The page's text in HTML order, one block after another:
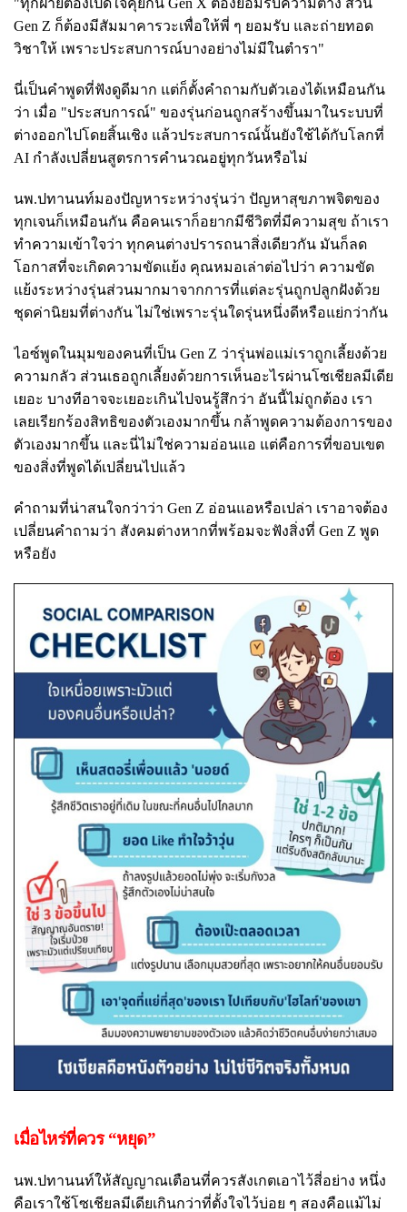
Gen Z ก็ต้องมีสัมมาคารวะเพื่อให้พี่ ๆ ยอมรับ และถ่ายทอด
วิชาให้ เพราะประสบการณ์บางอย่างไม่มีในตำรา"
นี่เป็นคำพูดที่ฟังดูดีมาก แต่ก็ตั้งคำถามกับตัวเองได้เหมือนกัน
ว่า เมื่อ "ประสบการณ์" ของรุ่นก่อนถูกสร้างขึ้นมาในระบบที่
ต่างออกไปโดยสิ้นเชิง แล้วประสบการณ์นั้นยังใช้ได้กับโลกที่
AI กำลังเปลี่ยนสูตรการคำนวณอยู่ทุกวันหรือไม่
นพ.ปทานนท์มองปัญหาระหว่างรุ่นว่า ปัญหาสุขภาพจิตของ
ทุกเจนก็เหมือนกัน คือคนเราก็อยากมีชีวิตที่มีความสุข ถ้าเรา
ทำความเข้าใจว่า ทุกคนต่างปรารถนาสิ่งเดียวกัน มันก็ลด
โอกาสที่จะเกิดความขัดแย้ง คุณหมอเล่าต่อไปว่า ความขัด
แย้งระหว่างรุ่นส่วนมากมาจากการที่แต่ละรุ่นถูกปลูกฝังด้วย
ชุดค่านิยมที่ต่างกัน ไม่ใช่เพราะรุ่นใดรุ่นหนึ่งดีหรือแย่กว่ากัน
ไอซ์พูดในมุมของคนที่เป็น Gen Z ว่ารุ่นพ่อแม่เราถูกเลี้ยงด้วย
ความกลัว ส่วนเธอถูกเลี้ยงด้วยการเห็นอะไรผ่านโซเชียลมีเดีย
เยอะ บางทีอาจจะเยอะเกินไปจนรู้สึกว่า อันนี้ไม่ถูกต้อง เรา
เลยเรียกร้องสิทธิของตัวเองมากขึ้น กล้าพูดความต้องการของ
ตัวเองมากขึ้น และนี่ไม่ใช่ความอ่อนแอ แต่คือการที่ขอบเขต
ของสิ่งที่พูดได้เปลี่ยนไปแล้ว
คำถามที่น่าสนใจกว่าว่า Gen Z อ่อนแอหรือเปล่า เราอาจต้อง
เปลี่ยนคำถามว่า สังคมต่างหากที่พร้อมจะฟังสิ่งที่ Gen Z พูด
หรือยัง
เมื่อไหร่ที่ควร “หยุด”
นพ.ปทานนท์ให้สัญญาณเตือนที่ควรสังเกตเอาไว้สี่อย่าง หนึ่ง
คือเราใช้โซเชียลมีเดียเกินกว่าที่ตั้งใจไว้บ่อย ๆ สองคือแม้ไม่